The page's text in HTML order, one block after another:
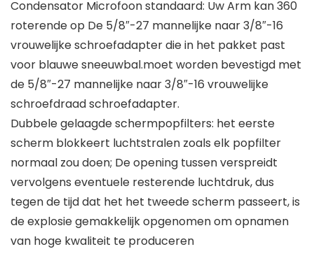
Condensator Microfoon standaard: Uw Arm kan 360
roterende op De 5/8″-27 mannelijke naar 3/8″-16
vrouwelijke schroefadapter die in het pakket past
voor blauwe sneeuwbal.moet worden bevestigd met
de 5/8″-27 mannelijke naar 3/8″-16 vrouwelijke
schroefdraad schroefadapter.
Dubbele gelaagde schermpopfilters: het eerste
scherm blokkeert luchtstralen zoals elk popfilter
normaal zou doen; De opening tussen verspreidt
vervolgens eventuele resterende luchtdruk, dus
tegen de tijd dat het het tweede scherm passeert, is
de explosie gemakkelijk opgenomen om opnamen
van hoge kwaliteit te produceren